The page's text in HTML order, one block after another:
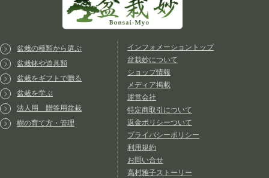
盆栽の種類から選ぶ
盆栽鉢や道具類
盆栽をギフトで贈る
盆栽を学ぶ
法人用 贈答用盆栽
樹の育て方・管理
インフォメーショントップ
盆栽妙について
ショップ情報
メディア掲載
運営会社
特定商取引について
返金ポリシーついて
プライバシーポリシー
利用規約
お問い合せ
高村雅子ストーリー